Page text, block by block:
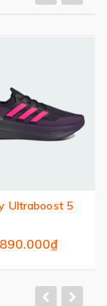
Ultraboost 5